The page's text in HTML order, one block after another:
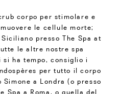
corpo per stimolare e
le cellule morte;
presso The Spa at
le altre nostre spa
ha tempo, consiglio i
per tutto il corpo
a Londra (o presso
Spa a Roma, o quella del